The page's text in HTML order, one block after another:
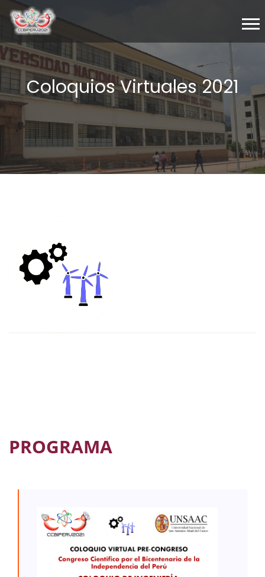
Coloquios Virtuales 2021
PROGRAMA